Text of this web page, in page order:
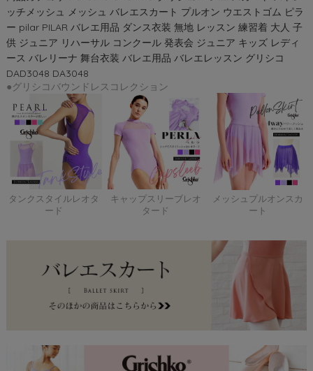
ッチメッシュ メッシュ バレエスカート プルオン ウエストゴム ピラ
ー pilar PILAR バレエ用品 ダンス衣装 無地 レッスン 練習着 大人 子
供 ジュニア リハーサル コンクール 発表会 ジュニア キッズ レディ
ース バレリーナ 舞台衣装 バレエ用品 バレエレッスン グリシコ
DAD3048 DA3048
●グリシコバウンドレスコレクション
タンクスタイルレオタ
ード
キャップスリーブレオ
タード
メッシュプルオンスカ
ート